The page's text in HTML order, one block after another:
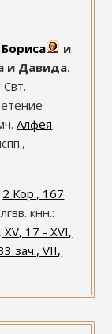
Бориса
и
и Давида.
Алфея
2 Кор., 167
кнн.:
17 - XVI,
зач., VII,